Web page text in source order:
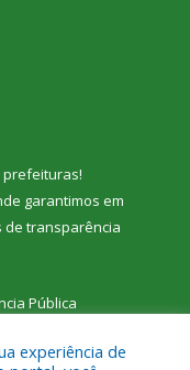
prefeituras!
garantimos em
de transparência
Pública
experiência de